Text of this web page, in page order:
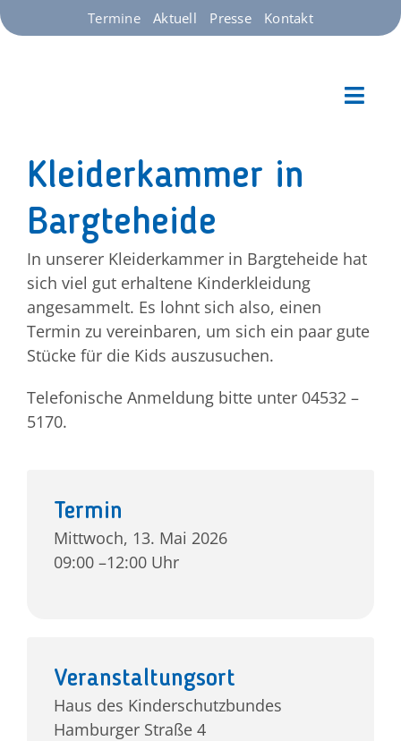
Zum
Inhalt
Termine Aktuell Presse Kontakt
Jobs
Kleiderkammer in
Bargteheide
In unserer Kleiderkammer in Bargteheide hat
sich viel gut erhaltene Kinderkleidung
angesammelt. Es lohnt sich also, einen
Termin zu vereinbaren, um sich ein paar gute
Stücke für die Kids auszusuchen.
Telefonische Anmeldung bitte unter 04532 –
5170.
Termin
Mittwoch, 13. Mai 2026
09:00 –12:00 Uhr
Veranstaltungsort
Haus des Kinderschutzbundes
Hamburger Straße 4